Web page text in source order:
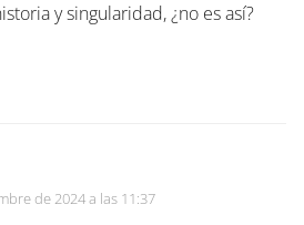
y singularidad, ¿no es así?
de 2024 a las 11:37